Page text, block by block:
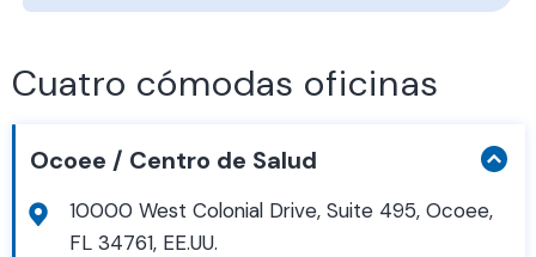
Cuatro cómodas oficinas
Ocoee / Centro de Salud
10000 West Colonial Drive, Suite 495, Ocoee,
FL 34761, EE.UU.